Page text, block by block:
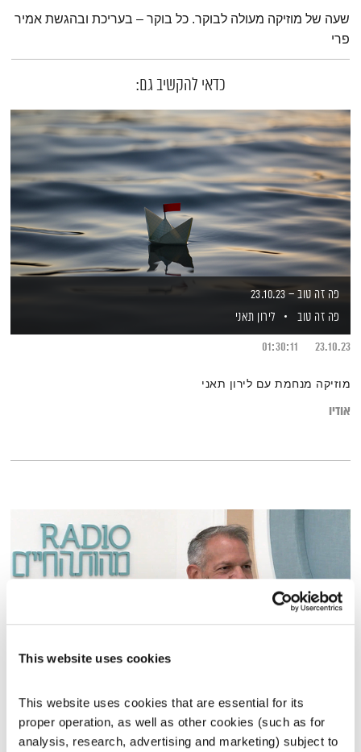
This website uses cookies
This website uses cookies that are essential for its
proper operation, as well as other cookies (such as for
analysis, research, advertising and marketing) subject to
תמצית הפודקאסט
שעה של מוזיקה מעולה לבוקר. כל בוקר – בעריכת ובהגשת אמיר
פרי
כדאי להקשיב גם:
פה זה טוב – 23.10.23
פה זה טוב
לירון תאני
23.10.23
01:30:11
מוזיקה מנחמת עם לירון תאני
אודיו
השעה המיוחדת
אסי זיגדון
03.06.24
00:30:03